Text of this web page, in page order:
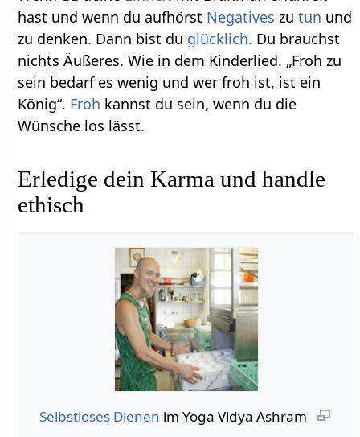
hast und wenn du aufhörst Negatives zutun und
zu denken. Dann bist du glücklich. Du brauchst
nichts Äußeres. Wie in dem Kinderlied. „Froh zu
sein bedarf es wenig und wer froh ist, ist ein
König“. Froh kannst du sein, wenn du die
Wünsche los lässt.
Erledige dein Karma und handle
ethisch
Selbstloses Dienen im Yoga Vidya Ashram